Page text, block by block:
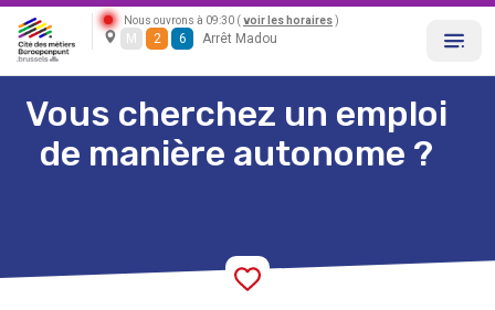
Nous ouvrons à 09:30 ( voir les horaires )
M 2 6 Arrêt Madou
Vous cherchez un emploi
de manière autonome ?